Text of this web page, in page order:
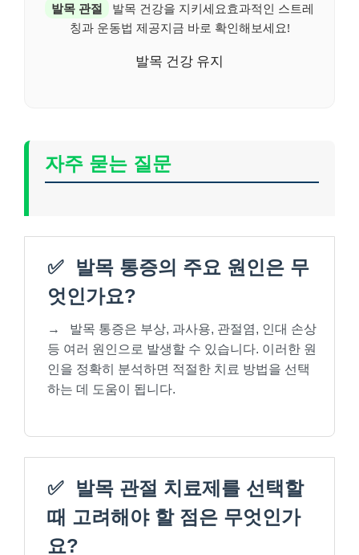
발목 관절
발목 건강을 지키세요효과적인 스트레
칭과 운동법 제공지금 바로 확인해보세요!
발목 건강 유지
자주 묻는 질문
✅
발목 통증의 주요 원인은 무
엇인가요?
→
발목 통증은 부상, 과사용, 관절염, 인대 손상
등 여러 원인으로 발생할 수 있습니다. 이러한 원
인을 정확히 분석하면 적절한 치료 방법을 선택
하는 데 도움이 됩니다.
✅
발목 관절 치료제를 선택할
때 고려해야 할 점은 무엇인가
요?